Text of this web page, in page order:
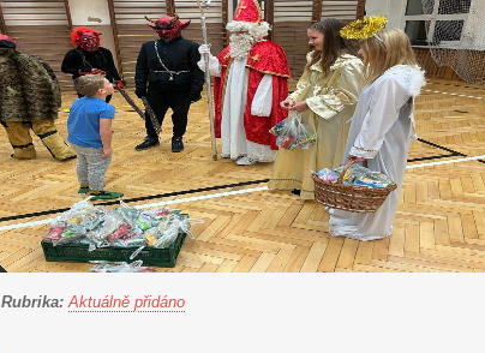
Rubrika: Aktuálně přidáno